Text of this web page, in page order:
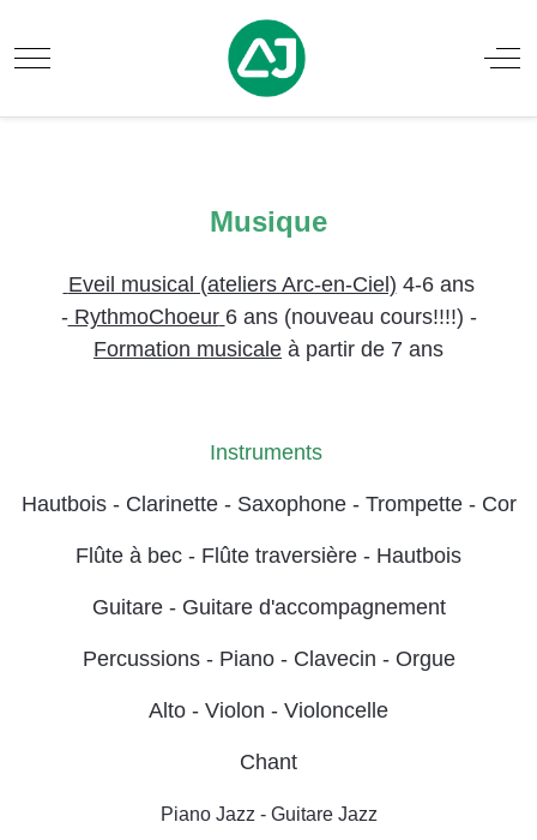
Mobile Menu Toggle Off-
Musique
Eveil musical (ateliers Arc-en-Ciel) 4-6 ans
-RythmoChoeur 6 ans (nouveau cours!!!!) -
Formation musicale à partir de 7 ans
Instruments
Hautbois - Clarinette - Saxophone - Trompette - Cor
Flûte à bec - Flûte traversière - Hautbois
Guitare - Guitare d'accompagnement
Percussions - Piano - Clavecin - Orgue
Alto - Violon - Violoncelle
Chant
Piano Jazz - Guitare Jazz